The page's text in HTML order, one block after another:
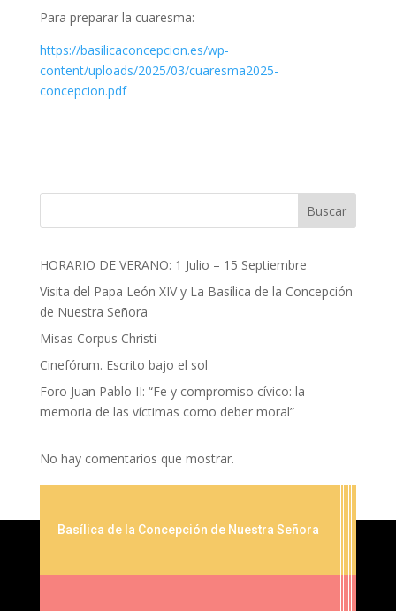
Para preparar la cuaresma:
https://basilicaconcepcion.es/wp-
content/uploads/2025/03/cuaresma2025-
concepcion.pdf
Buscar
HORARIO DE VERANO: 1 Julio – 15 Septiembre
Visita del Papa León XIV y La Basílica de la Concepción
de Nuestra Señora
Misas Corpus Christi
Cinefórum. Escrito bajo el sol
Foro Juan Pablo II: “Fe y compromiso cívico: la
memoria de las víctimas como deber moral”
No hay comentarios que mostrar.
Basílica de la Concepción de Nuestra Señora